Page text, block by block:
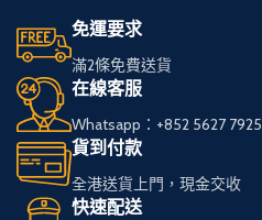
免運要求
滿2條免費送貨
在線客服
Whatsapp：+852 5627 7925
貨到付款
全港送貨上門，現金交收
快速配送